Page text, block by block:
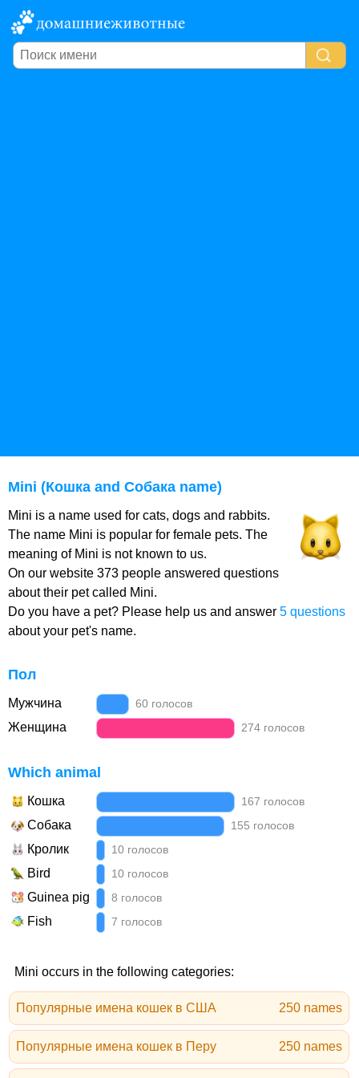
Mini (Кошка and Собака name)
Mini is a name used for cats, dogs and rabbits.
The name Mini is popular for female pets. The
meaning of Mini is not known to us.
On our website 373 people answered questions
about their pet called Mini.
Do you have a pet? Please help us and answer 5 questions
about your pet's name.
Пол
Мужчина 60 голосов
Женщина 274 голосов
Which animal
Кошка 167 голосов
Собака 155 голосов
Кролик 10 голосов
Bird 10 голосов
Guinea pig 8 голосов
Fish 7 голосов
Mini occurs in the following categories:
Популярные имена кошек в США 250 names
Популярные имена кошек в Перу 250 names